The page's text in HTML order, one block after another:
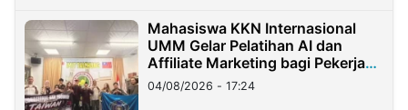
Mahasiswa KKN Internasional
UMM Gelar Pelatihan AI dan
Affiliate Marketing bagi Pekerja
Migran Indonesia di Taiwan
04/08/2026 - 17:24